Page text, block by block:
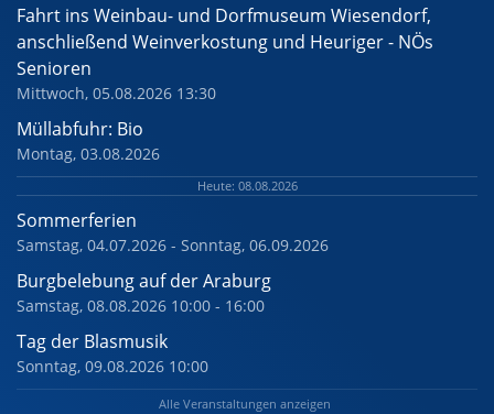
Fahrt ins Weinbau- und Dorfmuseum Wiesendorf,
anschließend Weinverkostung und Heuriger - NÖs
Senioren
Mittwoch, 05.08.2026 13:30
Müllabfuhr: Bio
Montag, 03.08.2026
Heute: 08.08.2026
Sommerferien
Samstag, 04.07.2026 - Sonntag, 06.09.2026
Burgbelebung auf der Araburg
Samstag, 08.08.2026 10:00 - 16:00
Tag der Blasmusik
Sonntag, 09.08.2026 10:00
Alle Veranstaltungen anzeigen